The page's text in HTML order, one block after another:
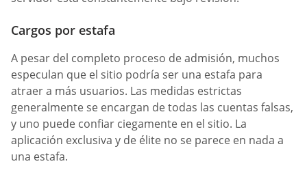
Cargos por estafa
A pesar del completo proceso de admisión, muchos
especulan que el sitio podría ser una estafa para
atraer a más usuarios. Las medidas estrictas
generalmente se encargan de todas las cuentas falsas,
y uno puede confiar ciegamente en el sitio. La
aplicación exclusiva y de élite no se parece en nada a
una estafa.